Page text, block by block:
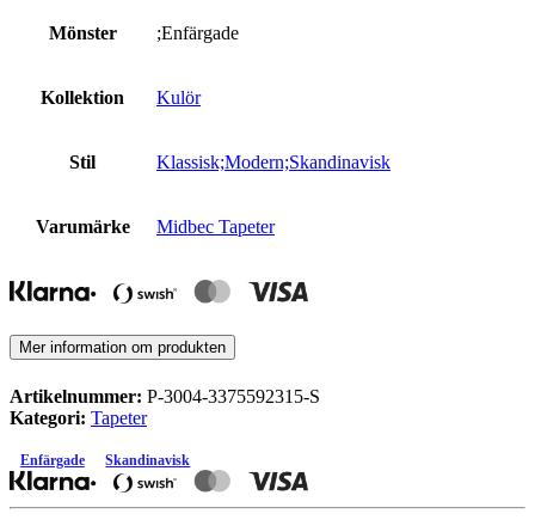
Mönster ;Enfärgade
Kollektion Kulör
Stil Klassisk;Modern;Skandinavisk
Varumärke Midbec Tapeter
Mer information om produkten
Artikelnummer: P-3004-3375592315-S
Kategori: Tapeter
Enfärgade Skandinavisk